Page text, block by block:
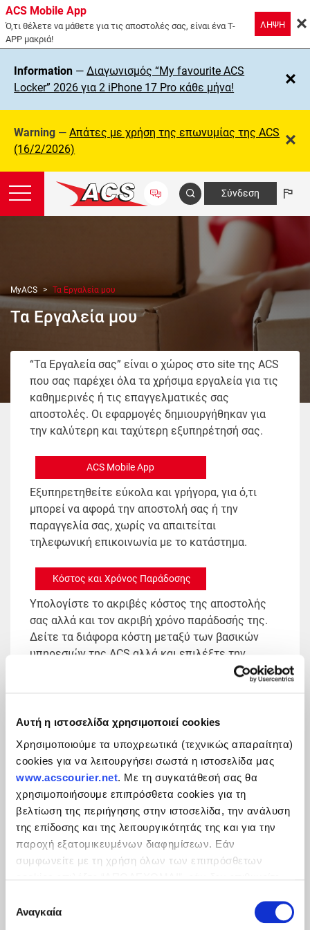
Αυτή η ιστοσελίδα χρησιμοποιεί cookies
Χρησιμοποιούμε τα υποχρεωτικά (τεχνικώς απαραίτητα)
cookies για να λειτουργήσει σωστά η ιστοσελίδα μας
www.acscourier.net. Με τη συγκατάθεσή σας θα
χρησιμοποιήσουμε επιπρόσθετα cookies για τη
βελτίωση της περιήγησης στην ιστοσελίδα, την ανάλυση
της επίδοσης και της λειτουργικότητάς της και για την
παροχή εξατομικευμένων διαφημίσεων. Εάν
συμφωνείτε με τη χρήση όλων των επιπρόσθετων
«ΔΕΝ ΑΠΟΔΕΧΟΜΑΙ». Eνημερωθείτε για την
Πολιτική
και τους διαφορετικούς τύπους cookies, καθώς
συγκατάθεσης
Αναγκαία
ACS Mobile App
Ό,τι θέλετε να μάθετε για τις αποστολές σας, είναι ένα T-
APP μακριά!
ΛΗΨΗ
Information —Διαγωνισμός “My favourite ACS
Locker” 2026 για 2 iPhone 17 Pro κάθε μήνα!
Warning —Απάτες με χρήση της επωνυμίας της ΑCS
(16/2/2026)
Σύνδεση
MyACS Τα Εργαλεία μου
Τα Εργαλεία μου
“Τα Eργαλεία σας” είναι ο χώρος στο site της ACS
που σας παρέχει όλα τα χρήσιμα εργαλεία για τις
καθημερινές ή τις επαγγελματικές σας
αποστολές. Οι εφαρμογές δημιουργήθηκαν για
την καλύτερη και ταχύτερη εξυπηρέτησή σας.
ACS Mobile App
Εξυπηρετηθείτε εύκολα και γρήγορα, για ό,τι
μπορεί να αφορά την αποστολή σας ή την
παραγγελία σας, χωρίς να απαιτείται
τηλεφωνική επικοινωνία με το κατάστημα.
Κόστος και Χρόνος Παράδοσης
Υπολογίστε το ακριβές κόστος της αποστολής
σας αλλά και τον ακριβή χρόνο παράδοσής της.
Δείτε τα διάφορα κόστη μεταξύ των βασικών
υπηρεσιών της ACS αλλά και επιλέξτε την
πρόσθετη υπηρεσία που ταιριάζει καλύτερα στις
Αναζήτηση Σημείων ACS
Δείτε την αναβαθμισμένη εφαρμογή για τον
εντοπισμό του κοντινότερου σε εσάς σημείου
εξυπηρέτησης ACS, με οδηγίες αλλά και
χρήσιμες πληροφορίες για το σημείο που σας
ενδιαφέρει!
Αναζήτηση Περιοχών
δυσπρόσιτων προορισμών.